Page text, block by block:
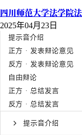
四川师范大学法学院
2025年04月23日
提示音介绍
正方 · 发表辩论意见
反方 · 发表辩论意见
自由辩论
正方 · 总结发言
反方 · 总结发言
提示音介绍